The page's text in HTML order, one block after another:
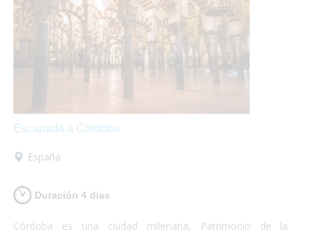
Escapada a Córdoba
España
Duración 4 dias
Córdoba es una ciudad milenaria, Patrimonio de la